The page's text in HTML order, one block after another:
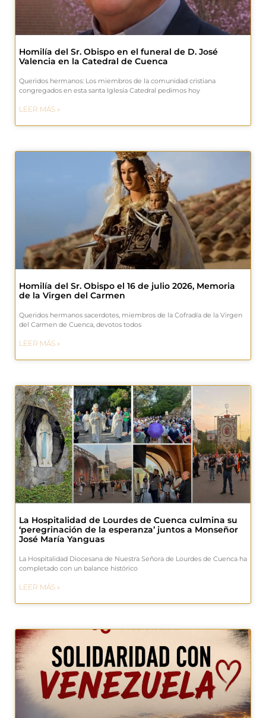
Homilía del Sr. Obispo en el funeral de D. José
Valencia en la Catedral de Cuenca
Queridos hermanos: Los miembros de la comunidad cristiana
congregados en esta santa Iglesia Catedral pedimos hoy
LEER MÁS »
Homilía del Sr. Obispo el 16 de julio 2026, Memoria
de la Virgen del Carmen
Queridos hermanos sacerdotes, miembros de la Cofradía de la Virgen
del Carmen de Cuenca, devotos todos
LEER MÁS »
La Hospitalidad de Lourdes de Cuenca culmina su
‘peregrinación de la esperanza’ juntos a Monseñor
José María Yanguas
La Hospitalidad Diocesana de Nuestra Señora de Lourdes de Cuenca ha
completado con un balance histórico
LEER MÁS »